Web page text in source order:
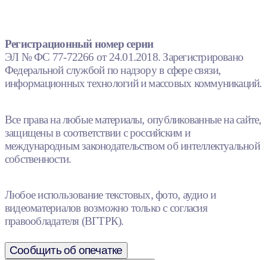
Регистрационный номер серии
ЭЛ № ФС 77-72266 от 24.01.2018. Зарегистрировано
Федеральной службой по надзору в сфере связи,
информационных технологий и массовых коммуникаций.
Все права на любые материалы, опубликованные на сайте,
защищены в соответствии с российским и
международным законодательством об интеллектуальной
собственности.
Любое использование текстовых, фото, аудио и
видеоматериалов возможно только с согласия
правообладателя (ВГТРК).
Сообщить об опечатке